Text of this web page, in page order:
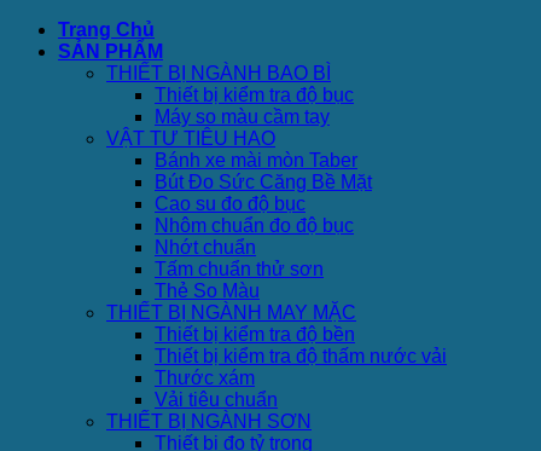
Trang Chủ
SẢN PHẨM
THIẾT BỊ NGÀNH BAO BÌ
Thiết bị kiểm tra độ bục
Máy so màu cầm tay
VẬT TƯ TIÊU HAO
Bánh xe mài mòn Taber
Bút Đo Sức Căng Bề Mặt
Cao su đo độ bục
Nhôm chuẩn đo độ bục
Nhớt chuẩn
Tấm chuẩn thử sơn
Thẻ So Màu
THIẾT BỊ NGÀNH MAY MẶC
Thiết bị kiểm tra độ bền
Thiết bị kiểm tra độ thấm nước vải
Thước xám
Vải tiêu chuẩn
THIẾT BỊ NGÀNH SƠN
Thiết bị đo tỷ trọng